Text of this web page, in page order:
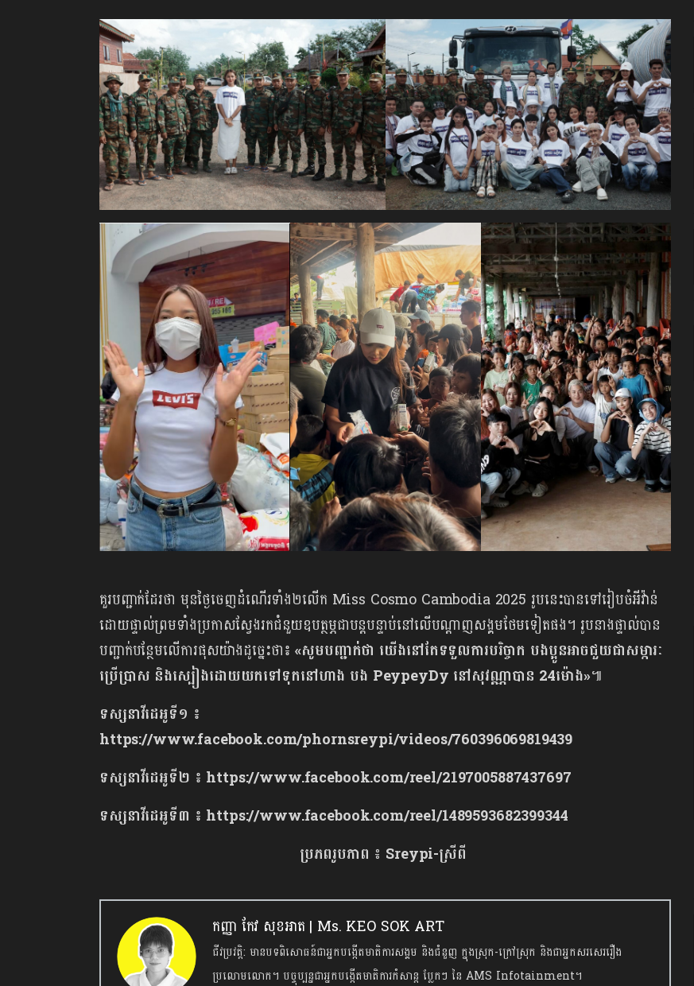
គួរ​បញ្ជាក់​ដែរ​ថា​ មុន​ថ្ងៃ​ចេញ​ដំណើរ​ទាំង២លើក Miss Cosmo Cambodia 2025 រូប​នេះ​បាន​ទៅ​រៀប​ចំ​អីវ៉ាន់​
ដោយ​ផ្ទាល់​ព្រម​ទាំង​ប្រកាស​ស្វែង​រក​ជំនួយ​ឧបត្ថម្ភ​ជា​បន្ត​បន្ទាប់​នៅ​លើ​បណ្ដាញ​សង្គម​ថែម​ទៀត​ផង។ រូប​នាង​ផ្ទាល់​បាន​
បញ្ជាក់​បន្ថែម​លើ​ការ​ផុស​យ៉ាង​ដូច្នេះ​ថា៖«សូមបញ្ជាក់ថា យើងនៅតែទទួលការបរិច្ចាក បងប្អូនអាចជួយជាសម្ភារៈ
ប្រើប្រាស និងស្បៀងដោយយកទៅទុកនៅហាង បង PeypeyDy នៅសុវណ្ណាបាន 24ម៉ោង»៕
ទស្សនាវីដេអូទី១ ៖
https://www.facebook.com/phornsreypi/videos/760396069819439
ទស្សនាវីដេអូទី២ ៖ https://www.facebook.com/reel/2197005887437697
ទស្សនាវីដេអូទី៣ ៖ https://www.facebook.com/reel/1489593682399344
ប្រភពរូបភាព ៖ Sreypi-ស្រីពី
កញ្ញា កែវ សុខអាត | Ms. KEO SOK ART
ជីវប្រវត្តិ: មានបទពិសោធន៍ជាអ្នកបង្កើតមាតិការសង្គម និងជំនួញ ក្នុងស្រុក-ក្រៅស្រុក និងជាអ្នកសរសេររឿង
ប្រលោមលោក។ បច្ចុប្បន្នជាអ្នកបង្កើតមាតិការកំសាន្ត ប្លែកៗ នៃ AMS Infotainment។